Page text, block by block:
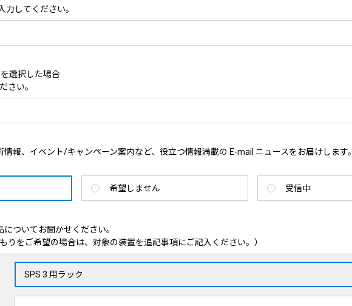
力してください。
選択した場合
さい。
情報、イベント/キャンペーン案内など、役立つ情報満載の E-mail ニュースをお届けします。
希望しません 受信中
についてお聞かせください。
りをご希望の場合は、対象の装置を追記事項にご記入ください。）